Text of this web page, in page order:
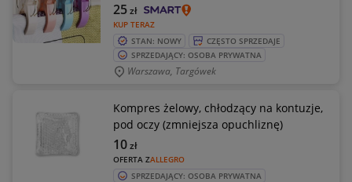
KUP TERAZ
25zł
STAN: NOWY
CZĘSTO SPRZEDAJE
SPRZEDAJĄCY: OSOBA PRYWATNA
Warszawa, Targówek
Kompres żelowy, chłodzący na kontuzje,
pod oczy (zmniejsza opuchliznę)
OFERTA ZALLEGRO
10zł
SPRZEDAJĄCY: OSOBA PRYWATNA